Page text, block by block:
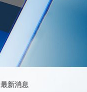
最新消息